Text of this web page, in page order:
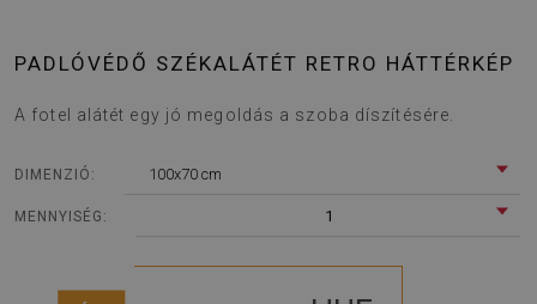
PADLÓVÉDŐ SZÉKALÁTÉT RETRO HÁTTÉRKÉP
A fotel alátét egy jó megoldás a szoba díszítésére.
DIMENZIÓ: 100x70 cm
MENNYISÉG: 1